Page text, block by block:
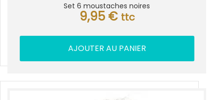
Set 6 moustaches noires
9,95 € ttc
AJOUTER AU PANIER